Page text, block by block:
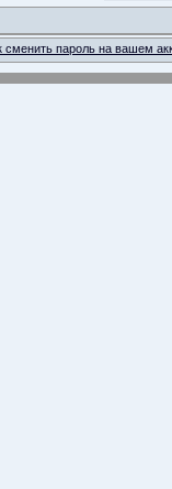
сменить пароль на вашем